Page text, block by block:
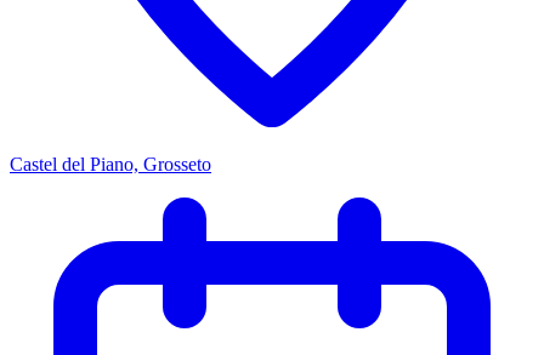
Castel del Piano, Grosseto